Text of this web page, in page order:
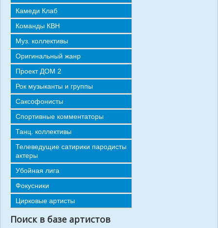
СТАТЬИ
ОТЗЫВЫ
КОНТАКТЫ
Камеди Клаб
Команды КВН
Муз. коллективы
Оригинальный жанр
Проект ДОМ 2
Рок музыканты и группы
Саксофонисты
Спортивные комментаторы
Танц. коллективы
Телеведущие сатирики пародисты
актеры
Убойная лига
Фокусники
Цирковые артисты
Поиск в базе артистов